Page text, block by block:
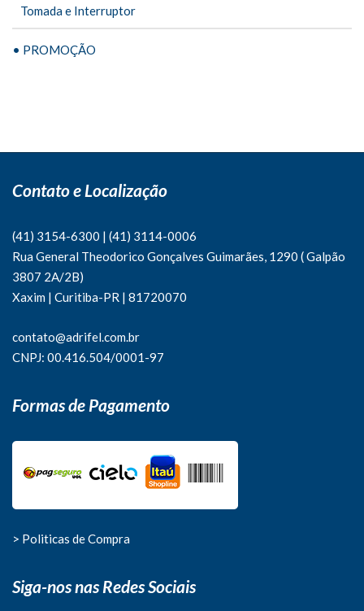
Tomada e Interruptor
• PROMOÇÃO
Contato e Localização
(41) 3154-6300 | (41) 3114-0006
Rua General Theodorico Gonçalves Guimarães, 1290 ( Galpão
3807 2A/2B)
Xaxim | Curitiba-PR | 81720070
contato@adrifel.com.br
CNPJ: 00.416.504/0001-97
Formas de Pagamento
> Politicas de Compra
Siga-nos nas Redes Sociais